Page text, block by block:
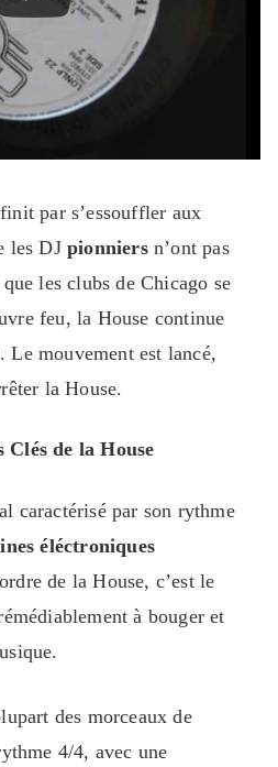
par s’essouffler aux
les DJ pionniersn’ont pas
les clubs de Chicago se
feu, la House continue
Le mouvement est lancé,
la House.
de la House
caractérisé par son rythme
éléctroniques
de la House, c’est le
à bouger et
des morceaux de
4/4, avec une